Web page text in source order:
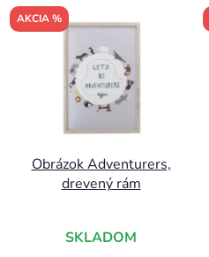
AKCIA %
Obrázok Adventurers,
drevený rám
SKLADOM